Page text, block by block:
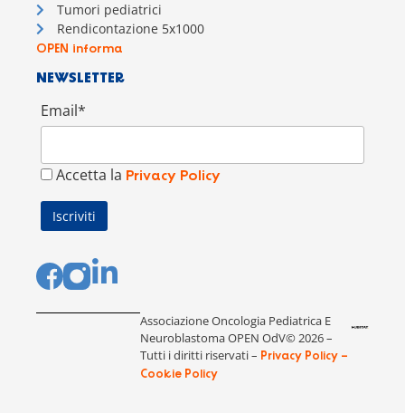
Tumori pediatrici
Rendicontazione 5x1000
OPEN informa
NEWSLETTER
Email*
Accetta la Privacy Policy
Associazione Oncologia Pediatrica E
Neuroblastoma OPEN OdV© 2026 –
Tutti i diritti riservati – Privacy Policy –
Cookie Policy